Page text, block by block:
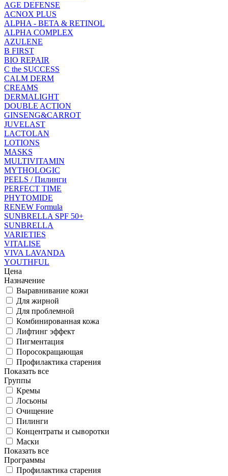
AGE DEFENSE
ACNOX PLUS
ALPHA - BETA & RETINOL
ALPHA COMPLEX
AZULENE
B FIRST
BIO REPAIR
C the SUCCESS
CALM DERM
CREAMS
DERMALIGHT
DOUBLE ACTION
GINSENG&CARROT
JUVELAST
LACTOLAN
LOTIONS
MASKS
MULTIVITAMIN
MYTHOLOGIC
PEELS / Пилинги
PERFECT TIME
PHYTOMIDE
RENEW Formula
SUNBRELLA SPF 50+
SUNBRELLA
VARIETIES
VITALISE
VIVA LAVANDA
YOUTHFUL
Цена
Назначение
Выравнивание кожи
Для жирной
Для проблемной
Комбинированная кожа
Лифтинг эффект
Пигментация
Поросокращающая
Профилактика старения
Показать все
Группы
Кремы
Лосьоны
Очищение
Пилинги
Концентраты и сыворотки
Маски
Показать все
Программы
Профилактика старения